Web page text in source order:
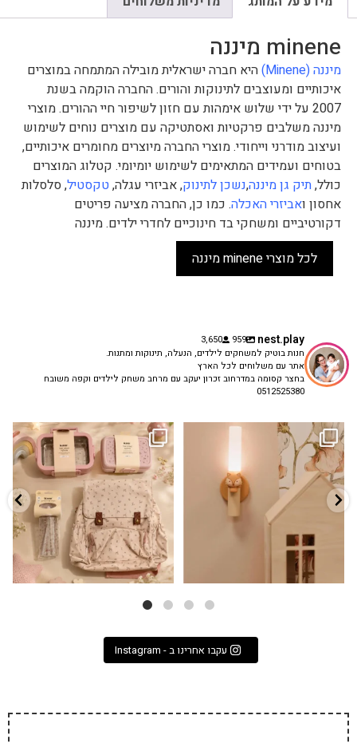
minene מיננה
מיננה (Minene)
היא חברה ישראלית מובילה המתמחה במוצרים
איכותיים ומעוצבים לתינוקות והורים. החברה הוקמה בשנת
2007 על ידי שלוש אימהות עם חזון לשיפור חיי ההורים. מוצרי
מיננה משלבים פרקטיות ואסתטיקה עם מוצרים נוחים לשימוש
ועיצוב מודרני וייחודי. מוצרי החברה מיוצרים מחומרים איכותיים,
בטוחים ועמידים המתאימים לשימוש יומיומי. קטלוג המוצרים
כולל,תיק גן מיננה,נשכן לתינוק, אביזרי עגלה,טקסטיל, סלסלות
אחסון ואביזרי האכלה. כמו כן, החברה מציעה פריטים
דקורטיביים ומשחקי בד חינוכיים לחדרי ילדים. מיננה
לכל מוצרי minene מיננה
nest.play
959
3,650
חנות בוטיק למשחקים לילדים, הנעלה, תינוקות ומתנות.
אתר עם משלוחים לכל הארץ
בחצר קסומה במדרחוב זכרון יעקב עם מרחב משחק לילדים וקפה משובח
0512525380
✨ חוזרים למסגרת בסטייל! ✨
הקולקציה החדשה...
9 4
גם פריט עיצובי לחדר, גם מנורת לילה
...
3 0
עקבו אחרינו ב - Instagram